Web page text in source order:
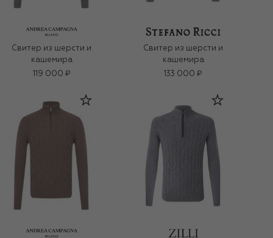
Свитер из шерсти и
кашемира
119 000 ₽
Свитер из шерсти и
кашемира
133 000 ₽